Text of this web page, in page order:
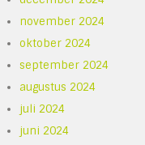
november 2024
oktober 2024
september 2024
augustus 2024
juli 2024
juni 2024